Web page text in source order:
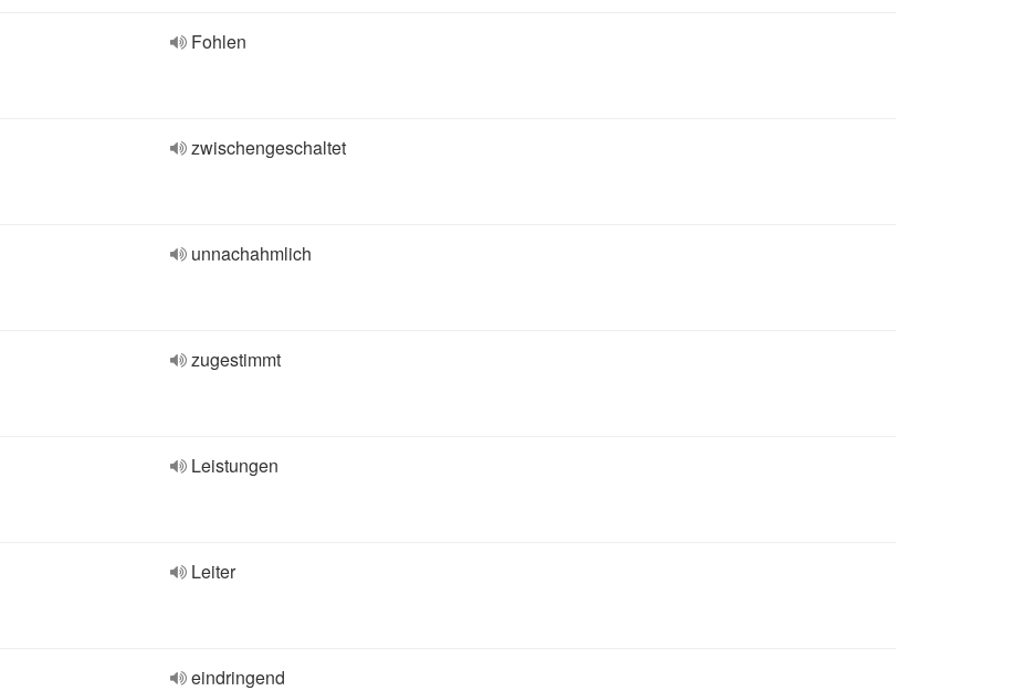
Fohlen
zwischengeschaltet
unnachahmlich
zugestimmt
Leistungen
Leiter
eindringend